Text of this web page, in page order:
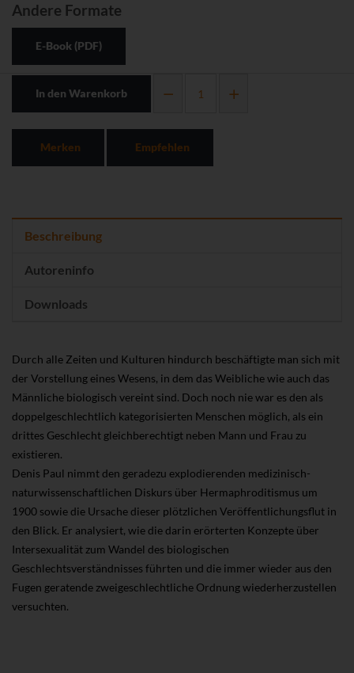
Andere Formate
E-Book (PDF)
In den Warenkorb
Merken Empfehlen
Beschreibung
Autoreninfo
Downloads
Durch alle Zeiten und Kulturen hindurch beschäftigte man sich mit
der Vorstellung eines Wesens, in dem das Weibliche wie auch das
Männliche biologisch vereint sind. Doch noch nie war es den als
doppelgeschlechtlich kategorisierten Menschen möglich, als ein
drittes Geschlecht gleichberechtigt neben Mann und Frau zu
existieren.
Denis Paul nimmt den geradezu explodierenden medizinisch-
naturwissenschaftlichen Diskurs über Hermaphroditismus um
1900 sowie die Ursache dieser plötzlichen Veröffentlichungsflut in
den Blick. Er analysiert, wie die darin erörterten Konzepte über
Intersexualität zum Wandel des biologischen
Geschlechtsverständnisses führten und die immer wieder aus den
Fugen geratende zweigeschlechtliche Ordnung wiederherzustellen
versuchten.